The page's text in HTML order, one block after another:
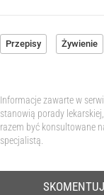
Przepisy Żywienie
Informacje zawarte w
stanowią porady
razem być konsultowane
specjalistą.
SKOMENTUJ